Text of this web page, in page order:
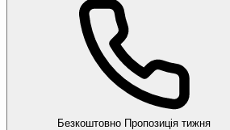
Безкоштовно Пропозиція тижня